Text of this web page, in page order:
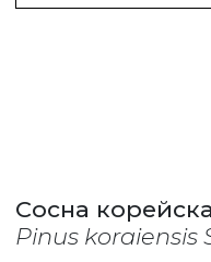
Сосна
Pinus koraiensis